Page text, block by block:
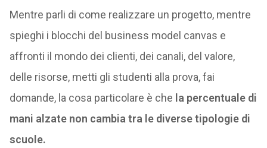
Mentre parli di come realizzare un progetto, mentre
spieghi i blocchi del business model canvas e
affronti il mondo dei clienti, dei canali, del valore,
delle risorse, metti gli studenti alla prova, fai
domande, la cosa particolare è che la percentuale di
mani alzate non cambia tra le diverse tipologie di
scuole.